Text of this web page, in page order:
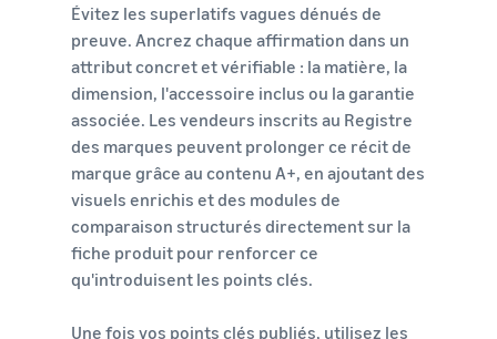
Évitez les superlatifs vagues dénués de
preuve. Ancrez chaque affirmation dans un
attribut concret et vérifiable : la matière, la
dimension, l'accessoire inclus ou la garantie
associée. Les vendeurs inscrits au Registre
des marques peuvent prolonger ce récit de
marque grâce au contenu A+, en ajoutant des
visuels enrichis et des modules de
comparaison structurés directement sur la
fiche produit pour renforcer ce
qu'introduisent les points clés.
Une fois vos points clés publiés, utilisez les